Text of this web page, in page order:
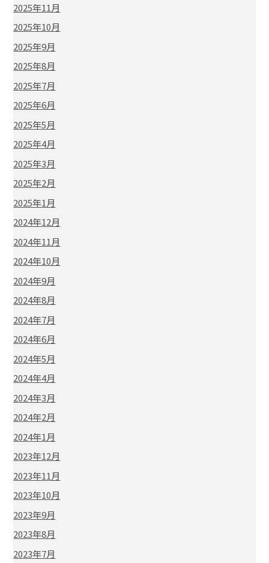
2025年11月
2025年10月
2025年9月
2025年8月
2025年7月
2025年6月
2025年5月
2025年4月
2025年3月
2025年2月
2025年1月
2024年12月
2024年11月
2024年10月
2024年9月
2024年8月
2024年7月
2024年6月
2024年5月
2024年4月
2024年3月
2024年2月
2024年1月
2023年12月
2023年11月
2023年10月
2023年9月
2023年8月
2023年7月